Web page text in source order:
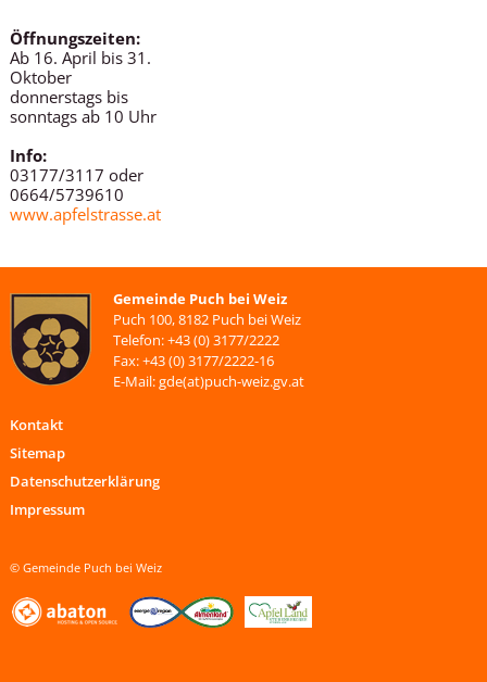
Öffnungszeiten:
Ab 16. April bis 31.
Oktober
donnerstags bis
sonntags ab 10 Uhr
Info:
03177/3117 oder
0664/5739610
www.apfelstrasse.at
Gemeinde Puch bei Weiz
Puch 100, 8182 Puch bei Weiz
Telefon: +43 (0) 3177/2222
Fax: +43 (0) 3177/2222-16
E-Mail: gde(at)puch-weiz.gv.at
Kontakt
Sitemap
Datenschutzerklärung
Impressum
© Gemeinde Puch bei Weiz